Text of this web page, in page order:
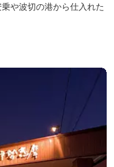
や波切の港から仕入れた